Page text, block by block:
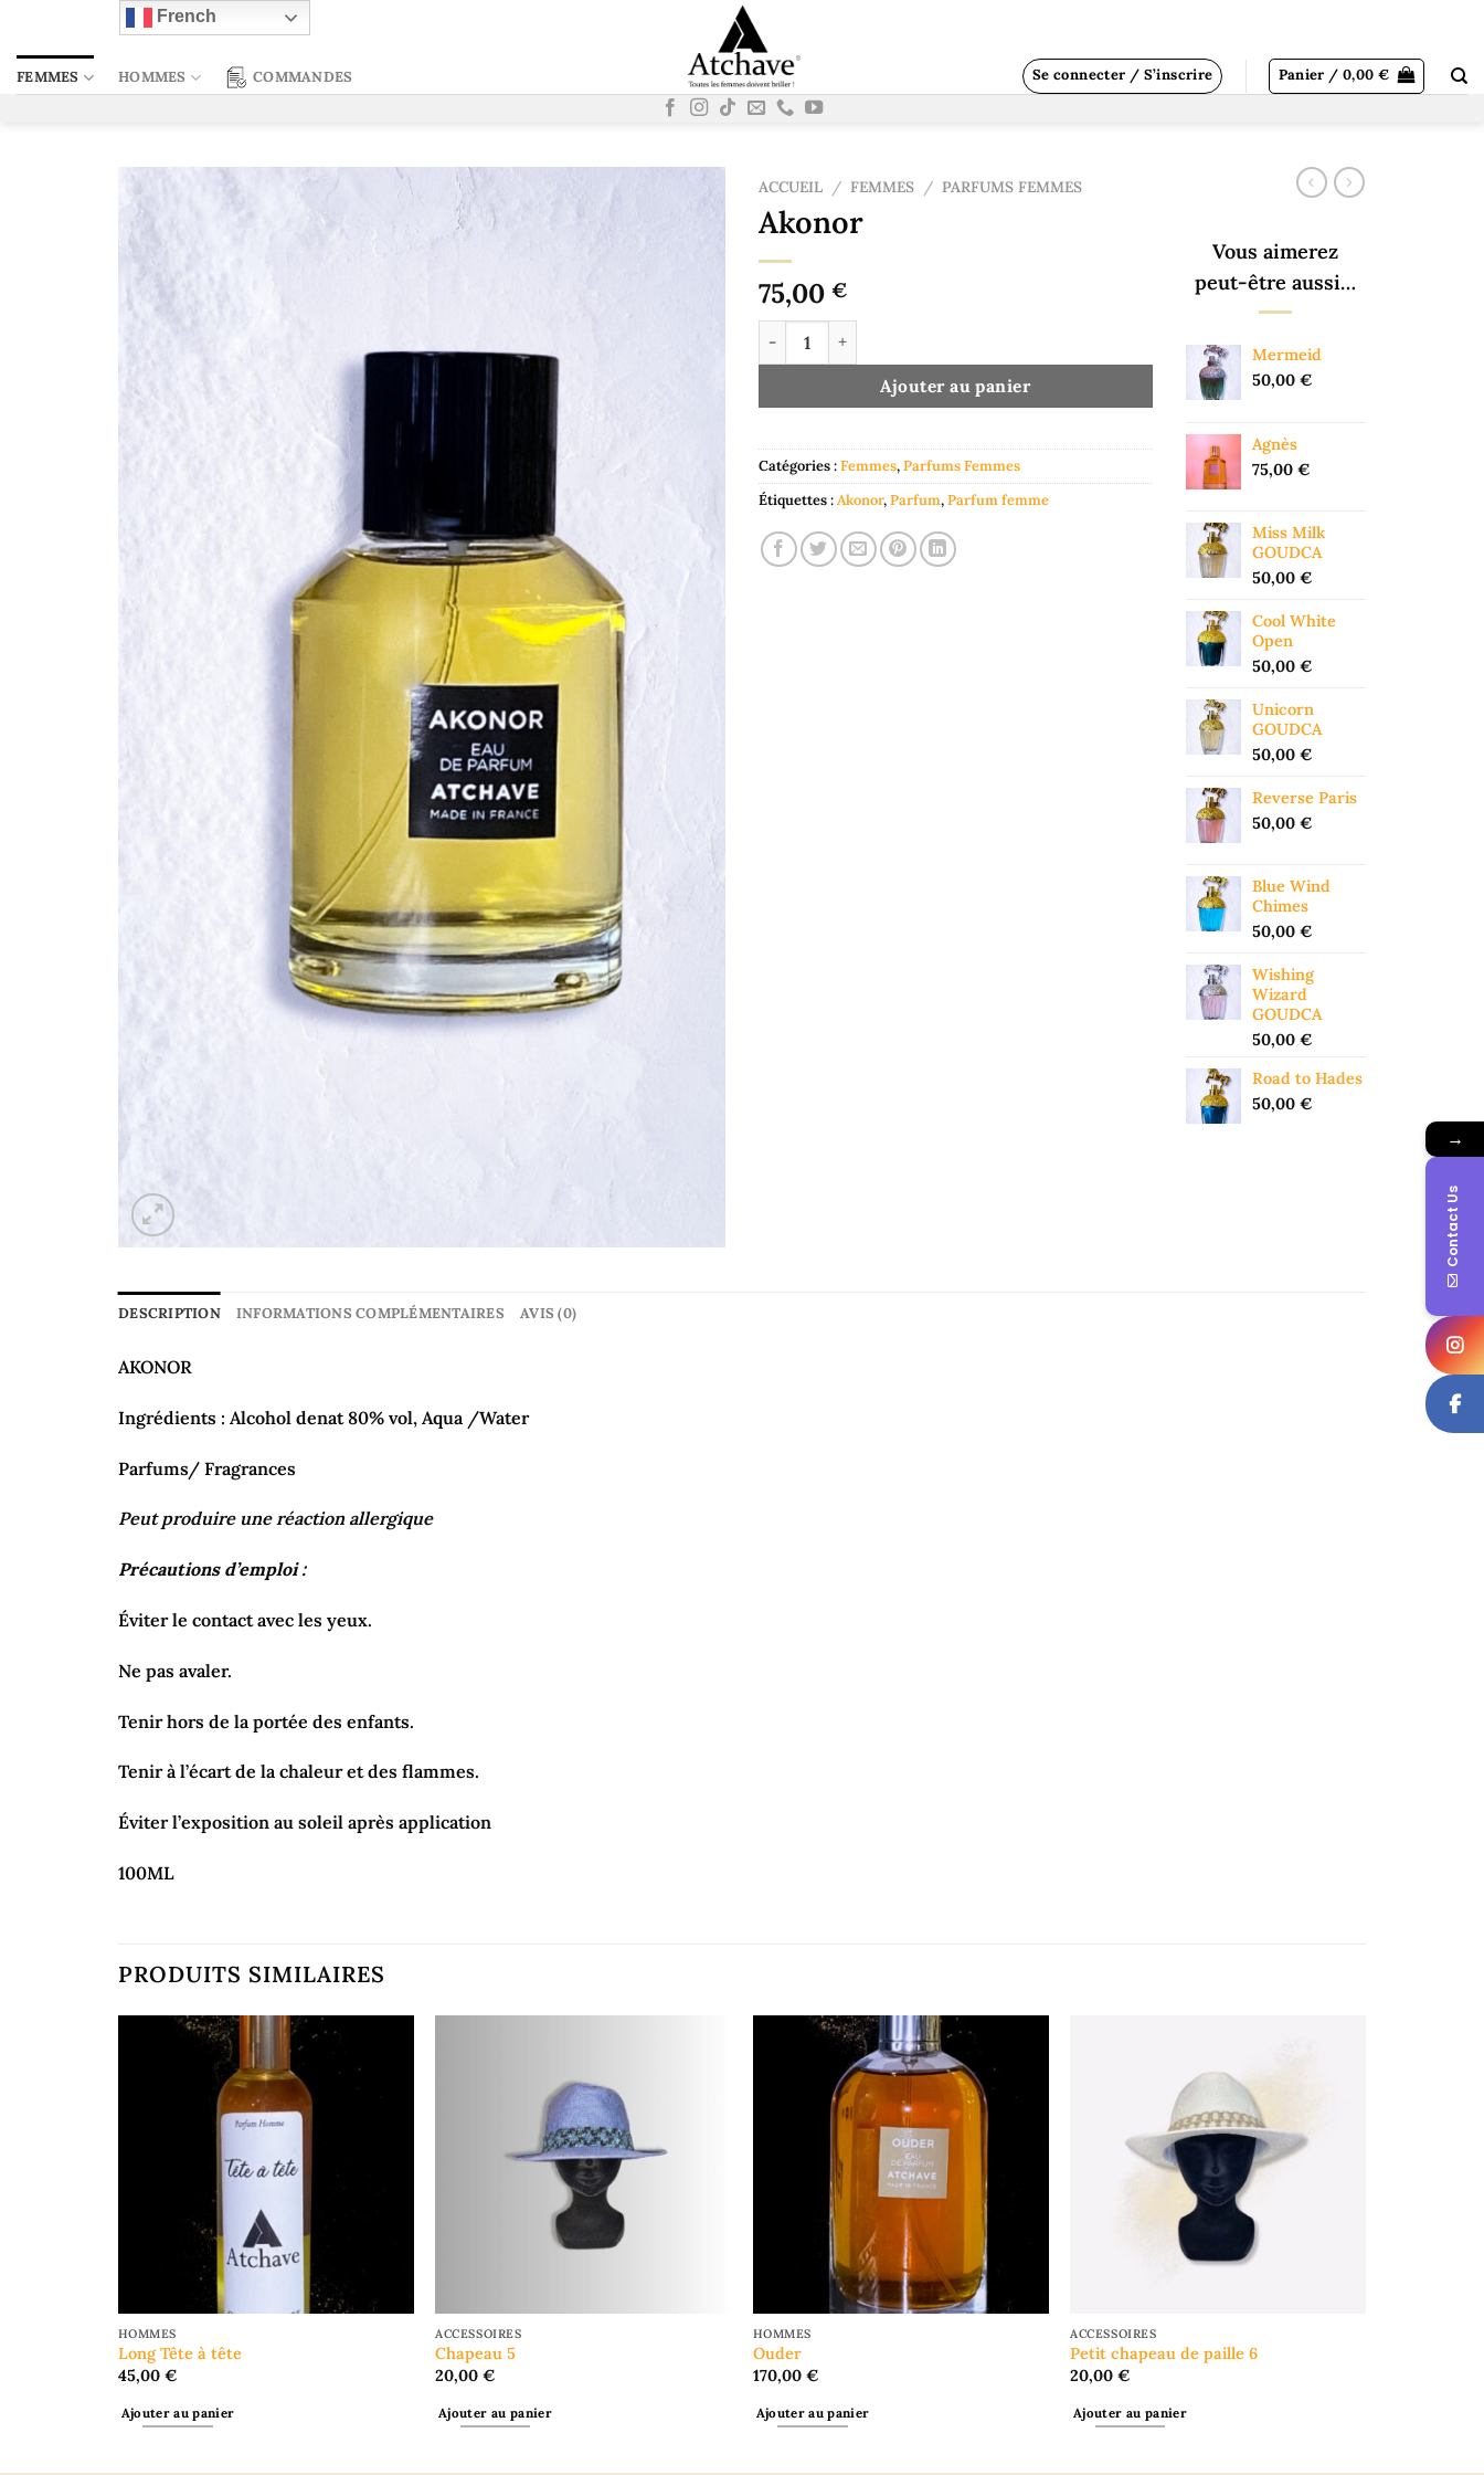
contenu
FEMMES HOMMES COMMANDES Se connecter / S’inscrire Panier /0,00 €
ACCUEIL / FEMMES / PARFUMS FEMMES
Akonor
75,00 €
quantité de Akonor
Ajouter au panier
Catégories :Femmes,Parfums Femmes
Étiquettes :Akonor,Parfum,Parfum femme
Vous aimerez
peut-être aussi…
Mermeid
50,00 €
Agnès
75,00 €
Miss Milk
GOUDCA
50,00 €
Cool White
Open
50,00 €
Unicorn
GOUDCA
50,00 €
Reverse Paris
50,00 €
Blue Wind
Chimes
50,00 €
Wishing
Wizard
GOUDCA
50,00 €
Road to Hades
50,00 €
DESCRIPTION INFORMATIONS COMPLÉMENTAIRES AVIS (0)
AKONOR
Ingrédients : Alcohol denat 80% vol, Aqua /Water
Parfums/ Fragrances
Peut produire une réaction allergique
Précautions d’emploi :
Éviter le contact avec les yeux.
Ne pas avaler.
Tenir hors de la portée des enfants.
Tenir à l’écart de la chaleur et des flammes.
Éviter l’exposition au soleil après application
100ML
PRODUITS SIMILAIRES
HOMMES
Long Tête à tête
45,00 €
Ajouter au panier
ACCESSOIRES
Chapeau 5
20,00€
Ajouter au panier
HOMMES
Ouder
170,00 €
Ajouter au panier
ACCESSOIRES
Petit chapeau de paille 6
20,00€
Ajouter au panier
French
→
Contact Us